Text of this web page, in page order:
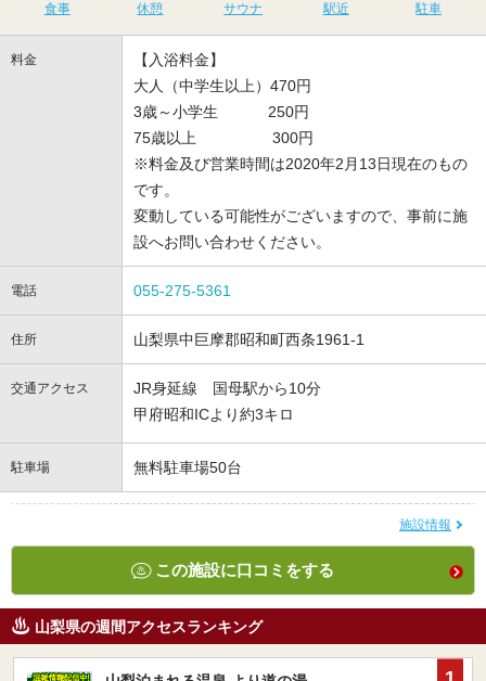
食事 休憩 サウナ 駅近 駐車
料金
【入浴料金】
大人（中学生以上）470円
3歳～小学生 250円
75歳以上 300円
※料金及び営業時間は2020年2月13日現在のもの
です。
変動している可能性がございますので、事前に施
設へお問い合わせください。
電話 055-275-5361
住所 山梨県中巨摩郡昭和町西条1961-1
交通アクセス
JR身延線 国母駅から10分
甲府昭和ICより約3キロ
駐車場 無料駐車場50台
施設情報
この施設に口コミをする
山梨県の週間アクセスランキング